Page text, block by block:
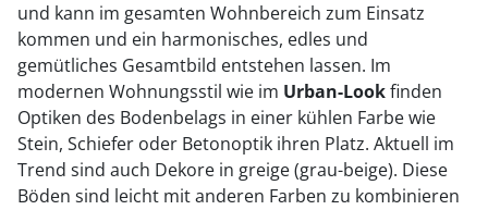
und kann im gesamten Wohnbereich zum Einsatz
kommen und ein harmonisches, edles und
gemütliches Gesamtbild entstehen lassen. Im
modernen Wohnungsstil wie im Urban-Lookfinden
Optiken des Bodenbelags in einer kühlen Farbe wie
Stein, Schiefer oder Betonoptik ihren Platz. Aktuell im
Trend sind auch Dekore in greige (grau-beige). Diese
Böden sind leicht mit anderen Farben zu kombinieren